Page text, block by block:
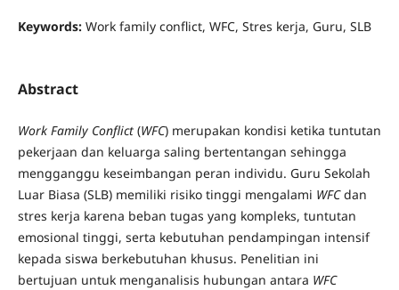
Keywords: Work family conflict, WFC, Stres kerja, Guru, SLB
Abstract
Work Family Conflict(WFC) merupakan kondisi ketika tuntutan
pekerjaan dan keluarga saling bertentangan sehingga
mengganggu keseimbangan peran individu. Guru Sekolah
Luar Biasa (SLB) memiliki risiko tinggi mengalami WFCdan
stres kerja karena beban tugas yang kompleks, tuntutan
emosional tinggi, serta kebutuhan pendampingan intensif
kepada siswa berkebutuhan khusus. Penelitian ini
bertujuan untuk menganalisis hubungan antara WFC